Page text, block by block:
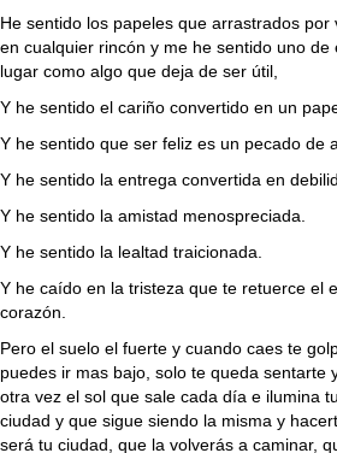
He sentido los papeles que arrastrados por
en cualquier rincón y me he sentido uno
lugar como algo que deja de ser útil,
Y he sentido el cariño convertido en un
Y he sentido que ser feliz es un pecado de
Y he sentido la entrega convertida en
Y he sentido la amistad menospreciada.
Y he sentido la lealtad traicionada.
Y he caído en la tristeza que te retuerce el
corazón.
Pero el suelo el fuerte y cuando caes te
puedes ir mas bajo, solo te queda sentarte
otra vez el sol que sale cada día e ilumina
ciudad y que sigue siendo la misma y
será tu ciudad, que la volverás a caminar,